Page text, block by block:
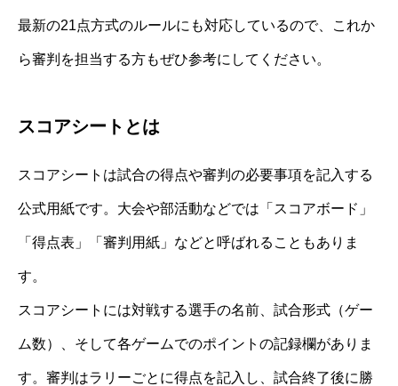
最新の21点方式のルールにも対応しているので、これか
ら審判を担当する方もぜひ参考にしてください。
スコアシートとは
スコアシートは試合の得点や審判の必要事項を記入する
公式用紙です。大会や部活動などでは「スコアボード」
「得点表」「審判用紙」などと呼ばれることもありま
す。
スコアシートには対戦する選手の名前、試合形式（ゲー
ム数）、そして各ゲームでのポイントの記録欄がありま
す。審判はラリーごとに得点を記入し、試合終了後に勝